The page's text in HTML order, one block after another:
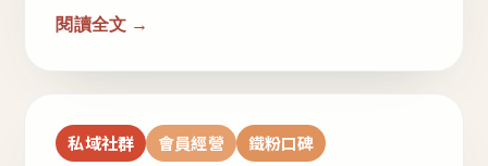
閱讀全文 →
私域社群 會員經營 鐵粉口碑